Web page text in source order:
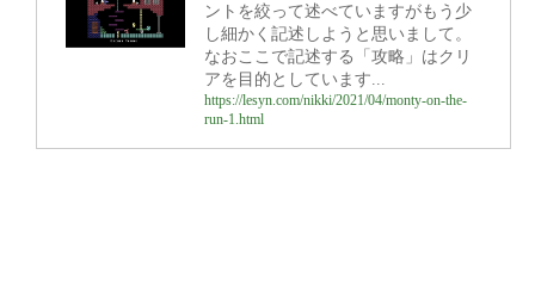
ントを絞って述べていますがもう少
し細かく記述しようと思いまして。
なおここで記述する「攻略」はクリ
アを目的としています...
https://lesyn.com/nikki/2021/04/monty-on-the-
run-1.html